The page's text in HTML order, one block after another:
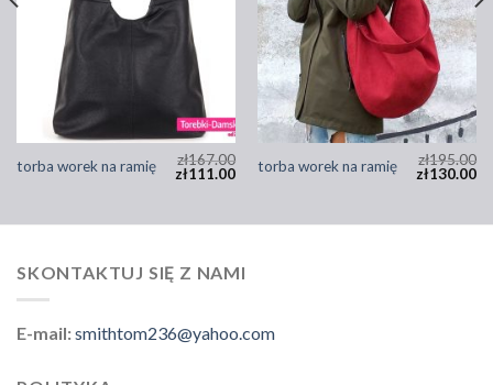
torba worek na ramię zł167.00
zł111.00 torba worek na ramię zł195.00
zł130.00
SKONTAKTUJ SIĘ Z NAMI
E-mail:smithtom236@yahoo.com